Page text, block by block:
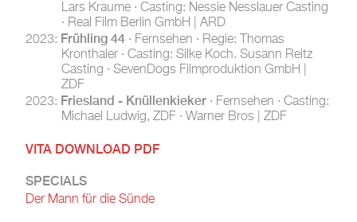
Lars Kraume · Casting: Nessie Nesslauer Casting
· Real Film Berlin GmbH | ARD
2023: Frühling 44 · Fernsehen · Regie: Thomas
Kronthaler · Casting: Silke Koch. Susann Reitz
Casting · SevenDogs Filmproduktion GmbH |
ZDF
2023: Friesland - Knüllenkieker · Fernsehen · Casting:
Michael Ludwig, ZDF · Warner Bros | ZDF
VITA DOWNLOAD PDF
SPECIALS
Der Mann für die Sünde